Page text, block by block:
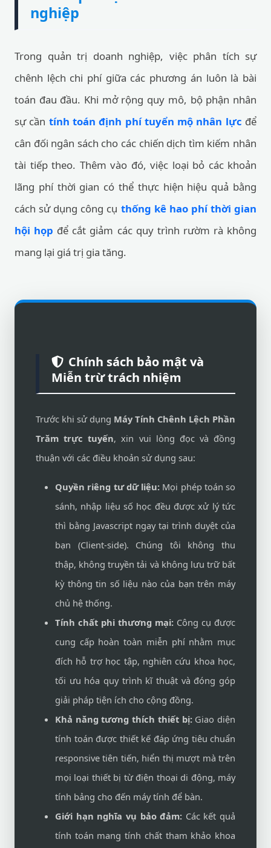
nghiệp
Trong quản trị doanh nghiệp, việc phân tích sự
chênh lệch chi phí giữa các phương án luôn là bài
toán đau đầu. Khi mở rộng quy mô, bộ phận nhân
sự cần tính toán định phí tuyển mộ nhân lực để
cân đối ngân sách cho các chiến dịch tìm kiếm nhân
tài tiếp theo. Thêm vào đó, việc loại bỏ các khoản
lãng phí thời gian có thể thực hiện hiệu quả bằng
cách sử dụng công cụ thống kê hao phí thời gian
hội họp để cắt giảm các quy trình rườm rà không
mang lại giá trị gia tăng.
Chính sách bảo mật và
Miễn trừ trách nhiệm
Trước khi sử dụng Máy Tính Chênh Lệch Phần
Trăm trực tuyến, xin vui lòng đọc và đồng
thuận với các điều khoản sử dụng sau:
Quyền riêng tư dữ liệu: Mọi phép toán so
sánh, nhập liệu số học đều được xử lý tức
thì bằng Javascript ngay tại trình duyệt của
bạn (Client-side). Chúng tôi không thu
thập, không truyền tải và không lưu trữ bất
kỳ thông tin số liệu nào của bạn trên máy
chủ hệ thống.
Tính chất phi thương mại: Công cụ được
cung cấp hoàn toàn miễn phí nhằm mục
đích hỗ trợ học tập, nghiên cứu khoa học,
tối ưu hóa quy trình kĩ thuật và đóng góp
giải pháp tiện ích cho cộng đồng.
Khả năng tương thích thiết bị:Giao diện
tính toán được thiết kế đáp ứng tiêu chuẩn
responsive tiên tiến, hiển thị mượt mà trên
mọi loại thiết bị từ điện thoại di động, máy
tính bảng cho đến máy tính để bàn.
Giới hạn nghĩa vụ bảo đảm: Các kết quả
tính toán mang tính chất tham khảo khoa